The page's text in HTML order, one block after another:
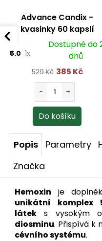
Advance Candix -
kvasinky 60 kapslí
5.0 1x
Dostupné do
dnů
529 Kč 385 Kč
Popis Parametry
Značka
Hemoxin je
unikátní komplex
látek s vysokým
diosminu. Přispívá k
cévního systému.